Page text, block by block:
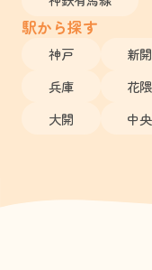
駅から探す
神戸 新
兵庫
花隈
大開
中